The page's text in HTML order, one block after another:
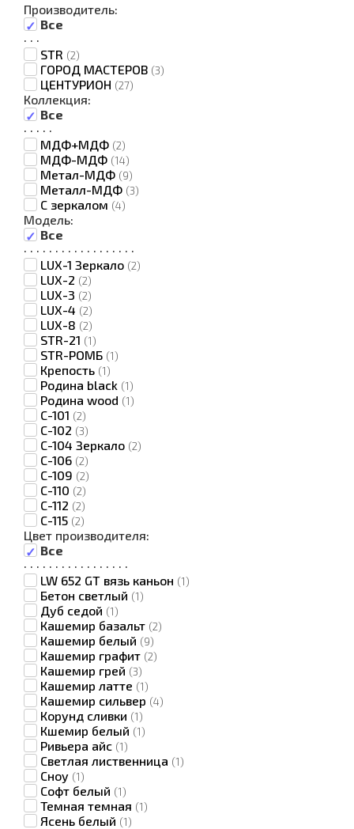
Производитель:
Все
·
STR (2)
·
ГОРОД МАСТЕРОВ (3)
·
ЦЕНТУРИОН (27)
Коллекция:
Все
·
МДФ+МДФ (2)
·
МДФ-МДФ (14)
·
Метал-МДФ (9)
·
Металл-МДФ (3)
·
С зеркалом (4)
Модель:
Все
·
LUX-1 Зеркало (2)
·
LUX-2 (2)
·
LUX-3 (2)
·
LUX-4 (2)
·
LUX-8 (2)
·
STR-21 (1)
·
STR-РОМБ (1)
·
Крепость (1)
·
Родина black (1)
·
Родина wood (1)
·
С-101 (2)
·
С-102 (3)
·
С-104 Зеркало (2)
·
С-106 (2)
·
С-109 (2)
·
С-110 (2)
·
С-112 (2)
·
С-115 (2)
Цвет производителя:
Все
·
LW 652 GT вязь каньон (1)
·
Бетон светлый (1)
·
Дуб седой (1)
·
Кашемир базальт (2)
·
Кашемир белый (9)
·
Кашемир графит (2)
·
Кашемир грей (3)
·
Кашемир латте (1)
·
Кашемир сильвер (4)
·
Корунд сливки (1)
·
Кшемир белый (1)
·
Ривьера айс (1)
·
Светлая лиственница (1)
·
Сноу (1)
·
Софт белый (1)
·
Темная темная (1)
·
Ясень белый (1)